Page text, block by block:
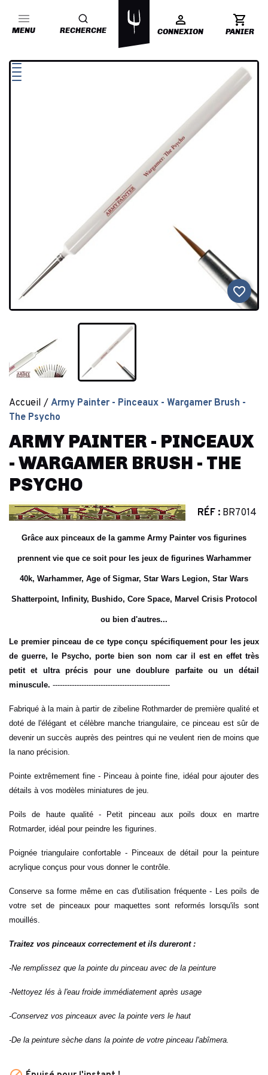
MENU RECHERCHE CONNEXION PANIER
favorite_border
Accueil
Army Painter - Pinceaux - Wargamer Brush -
The Psycho
ARMY PAINTER - PINCEAUX
- WARGAMER BRUSH - THE
PSYCHO
RÉF : BR7014
Grâce aux pinceaux de la gamme Army Painter vos figurines
prennent vie que ce soit pour les jeux de figurines Warhammer
40k, Warhammer, Age of Sigmar, Star Wars Legion, Star Wars
Shatterpoint, Infinity, Bushido, Core Space, Marvel Crisis Protocol
ou bien d'autres...
Le premier pinceau de ce type conçu spécifiquement pour les jeux
de guerre, le Psycho, porte bien son nom car il est en effet très
petit et ultra précis pour une doublure parfaite ou un détail
minuscule. -------------------------------------------------
Fabriqué à la main à partir de zibeline Rothmarder de première qualité et
doté de l'élégant et célèbre manche triangulaire, ce pinceau est sûr de
devenir un succès auprès des peintres qui ne veulent rien de moins que
la nano précision.
Pointe extrêmement fine - Pinceau à pointe fine, idéal pour ajouter des
détails à vos modèles miniatures de jeu.
Poils de haute qualité - Petit pinceau aux poils doux en martre
Rotmarder, idéal pour peindre les figurines.
Poignée triangulaire confortable - Pinceaux de détail pour la peinture
acrylique conçus pour vous donner le contrôle.
Conserve sa forme même en cas d'utilisation fréquente - Les poils de
votre set de pinceaux pour maquettes sont reformés lorsqu'ils sont
mouillés.
Traitez vos pinceaux correctement et ils dureront :
-Ne remplissez que la pointe du pinceau avec de la peinture
-Nettoyez lés à l'eau froide immédiatement après usage
-Conservez vos pinceaux avec la pointe vers le haut
-De la peinture sèche dans la pointe de votre pinceau l'abîmera.